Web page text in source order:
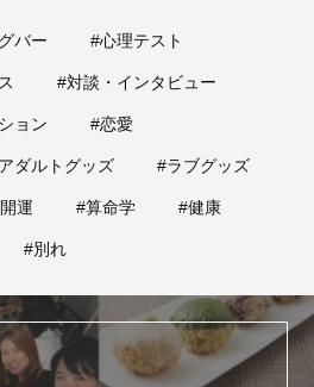
バー #心理テスト
#対談・インタビュー
ョン #恋愛
ダルトグッズ #ラブグッズ
運 #算命学 #健康
#別れ